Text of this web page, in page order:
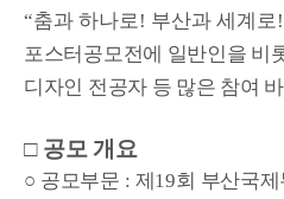
“춤과 하나로! 부산과 세계로
포스터공모전에 일반인을 비
디자인 전공자 등 많은 참여
□ 공모 개요
○ 공모부문 : 제19회 부산국